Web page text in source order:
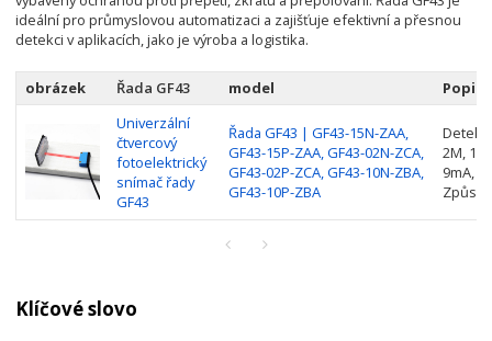
ideální pro průmyslovou automatizaci a zajišťuje efektivní a přesnou
detekci v aplikacích, jako je výroba a logistika.
obrázek Řada GF43 model
Popis
Univerzální
čtvercový
fotoelektrický
snímač řady
GF43
Řada GF43 | GF43-15N-ZAA,
GF43-15P-ZAA, GF43-02N-ZCA,
GF43-02P-ZCA, GF43-10N-ZBA,
GF43-10P-ZBA
2M,
9mA,
Klíčové slovo